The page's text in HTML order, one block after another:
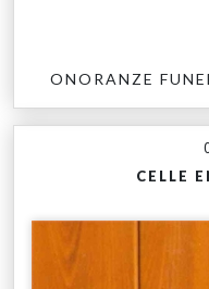
ONORANZE
CELLE